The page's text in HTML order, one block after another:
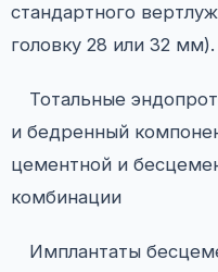
стандартного
головку 28 или 32 мм).
Тотальные
и бедренный
цементной и
комбинации
Имплантаты